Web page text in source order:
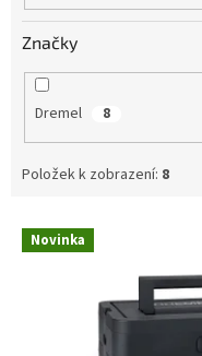
Značky
Dremel 8
Položek k zobrazení: 8
V Novinka